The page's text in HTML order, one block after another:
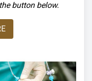
button below.